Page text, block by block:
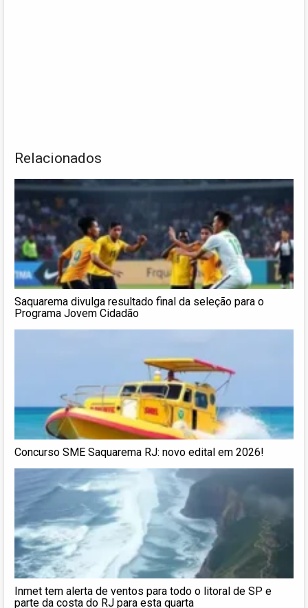
Relacionados
Saquarema divulga resultado final da seleção para o
Programa Jovem Cidadão
Concurso SME Saquarema RJ: novo edital em 2026!
Inmet tem alerta de ventos para todo o litoral de SP e
parte da costa do RJ para esta quarta